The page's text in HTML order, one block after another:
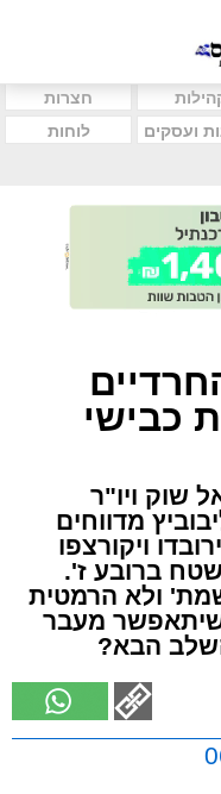
חצרות
ועסקים
לוחות
כבישי
שוק ויו"ר
מדווחים
ויקורצפו
ברובע ז'.
ולא הרמטית
שיתאפשר מעבר
הבא?